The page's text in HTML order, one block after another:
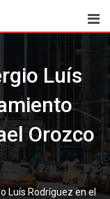
Luís
Orozco
Luís Rodríguez en el